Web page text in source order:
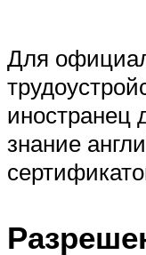
Для
иностранец
знание